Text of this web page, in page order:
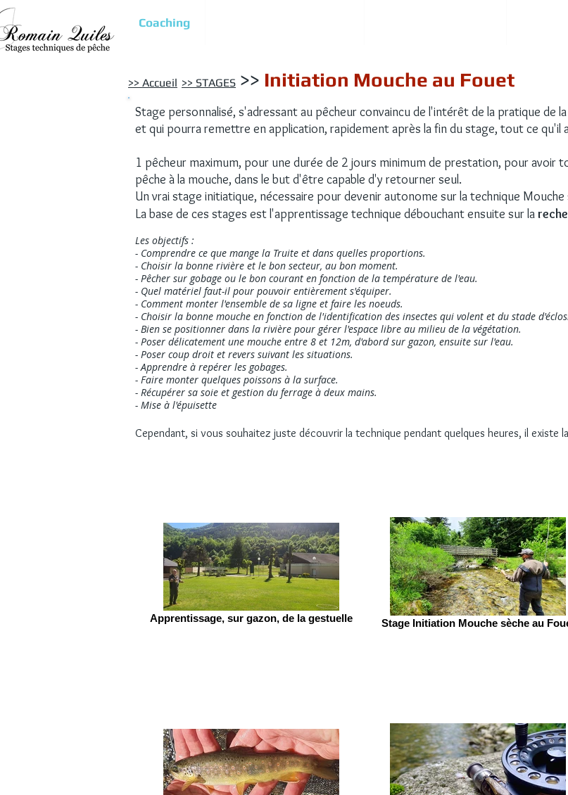
Coaching
>> Accueil >> STAGES >> Initiation Mouche au Fouet
Stage personnalisé, s'adressant au pêcheur convaincu de l'intérêt de la pratique de
et qui pourra remettre en application, rapidement après la fin du stage, tout ce qu'il
1 pêcheur maximum, pour une durée de 2 jours minimumde prestation, pour avoir
pêche à la mouche, dans le but d'être capable d'y retourner seul.
Un vrai stage initiatique, nécessaire pour devenir autonome sur la technique Mouche
La base de ces stages est l'apprentissage technique débouchant ensuite sur la
Les objectifs :
- Comprendre ce que mange la Truite et dans quelles proportions.
- Choisir la bonne rivière et le bon secteur, au bon moment.
- Pêcher sur gobage ou le bon courant en fonction de la température de l'eau.
- Quel matériel faut-il pour pouvoir entièrement s'équiper.
- Comment monter l'ensemble de sa ligne et faire les noeuds.
- Choisir la bonne mouche en fonction de l'identification des insectes qui volent et du stade
- Bien se positionner dans la rivière pour gérer l'espace libre au milieu de la végétation.
- Poser délicatement une mouche entre 8 et 12m, d'abord sur gazon, ensuite sur l'eau.
- Poser coup droit et revers suivant les situations.
- Apprendre à repérer les gobages.
- Faire monter quelques poissons à la surface.
- Récupérer sa soie et gestion du ferrage à deux mains.
- Mise à l'épuisette
Cependant, si vous souhaitez juste découvrir la technique pendant quelques heures, il existe
Apprentissage, sur gazon, de la gestuelle Stage Initiation Mouche sèche au